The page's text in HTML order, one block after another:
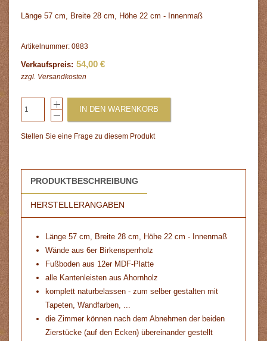
Länge 57 cm, Breite 28 cm, Höhe 22 cm - Innenmaß
Artikelnummer: 0883
Verkaufspreis: 54,00 €
zzgl. Versandkosten
IN DEN WARENKORB
Stellen Sie eine Frage zu diesem Produkt
PRODUKTBESCHREIBUNG
HERSTELLERANGABEN
Länge 57 cm, Breite 28 cm, Höhe 22 cm - Innenmaß
Wände aus 6er Birkensperrholz
Fußboden aus 12er MDF-Platte
alle Kantenleisten aus Ahornholz
komplett naturbelassen - zum selber gestalten mit
Tapeten, Wandfarben, ...
die Zimmer können nach dem Abnehmen der beiden
Zierstücke (auf den Ecken) übereinander gestellt